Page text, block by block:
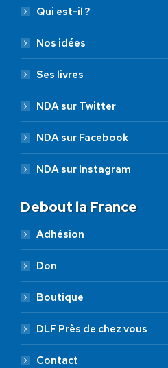
Qui est-il ?
Nos idées
Ses livres
NDA sur Twitter
NDA sur Facebook
NDA sur Instagram
Debout la France
Adhésion
Don
Boutique
DLF Près de chez vous
Contact